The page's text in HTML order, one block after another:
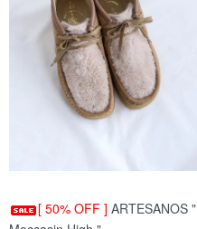
[ 50% OFF ] ARTESANOS "